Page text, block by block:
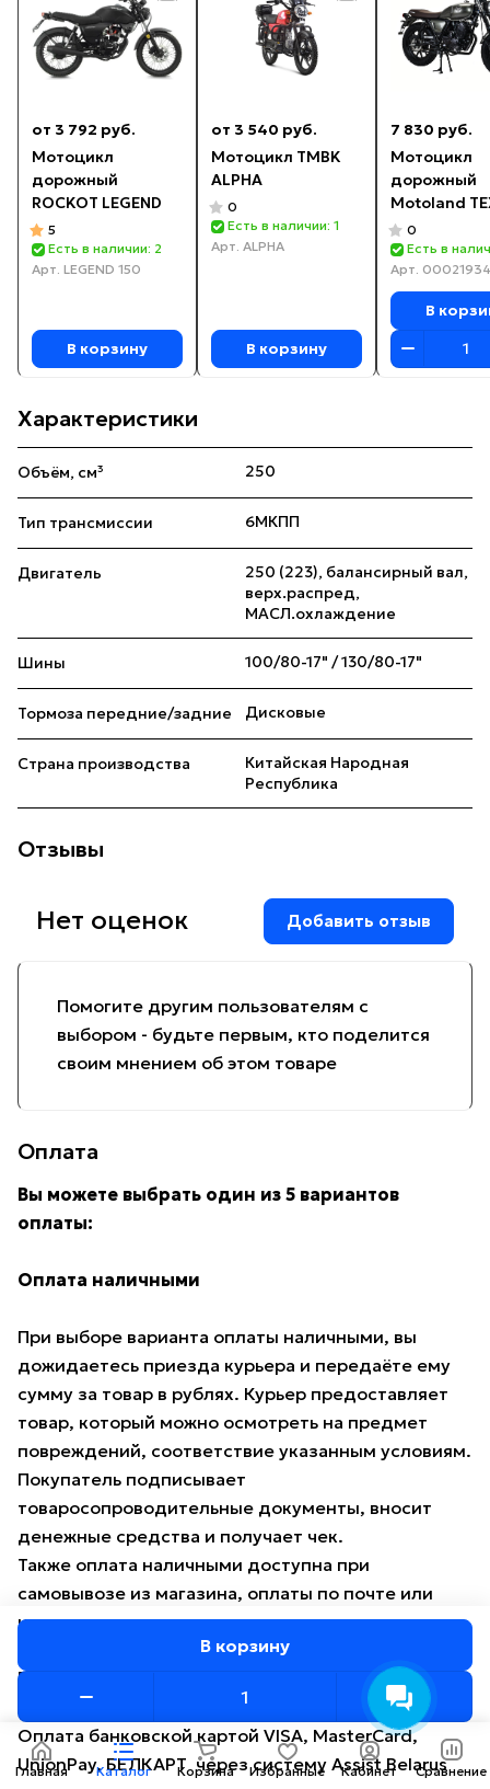
В корзину
от 3 792 руб.
Мотоцикл
дорожный
ROCKOT LEGEND
5
Есть в наличии: 2
Арт. LEGEND 150
В корзину
от 3 540 руб.
Мотоцикл TMBK
ALPHA
0
Есть в наличии: 1
Арт. ALPHA
В корзину
7 830 руб.
Мотоцикл
дорожный
Motoland
300
0
Есть в
Арт.
В
Характеристики
Объём, см³ 250
Тип трансмиссии 6МКПП
Двигатель
250 (223), балансирный вал,
верх.распред,
МАСЛ.охлаждение
Шины 100/80-17" / 130/80-17"
Тормоза передние/задние Дисковые
Страна производства
Китайская Народная
Республика
Отзывы
Помогите другим пользователям с
выбором - будьте первым, кто поделится
своим мнением об этом товаре
Нет оценок Добавить отзыв
Оплата
Вы можете выбрать один из 5 вариантов
оплаты:
Оплата наличными
При выборе варианта оплаты наличными, вы
дожидаетесь приезда курьера и передаёте ему
сумму за товар в рублях. Курьер предоставляет
товар, который можно осмотреть на предмет
повреждений, соответствие указанным условиям.
Покупатель подписывает
товаросопроводительные документы, вносит
денежные средства и получает чек.
Также оплата наличными доступна при
самовывозе из магазина, оплаты по почте или
использовании постамата.
Безналичный расчёт
Оплата банковской картой VISA, MasterCard,
UnionPay, БЕЛКАРТ через систему Assist Belarus
Главная Каталог Корзина Избранные Кабинет Сравнение